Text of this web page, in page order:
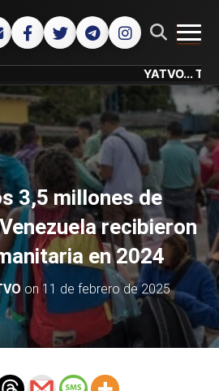
YATVO... Tu Canal
3,5 millones de
recibieron
en 2024
on 11 de febrero de 2025